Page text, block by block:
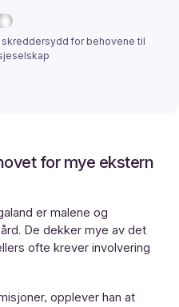
for behovene til
for mye ekstern
er malene og
De dekker mye av det
ofte krever involvering
opplever han at